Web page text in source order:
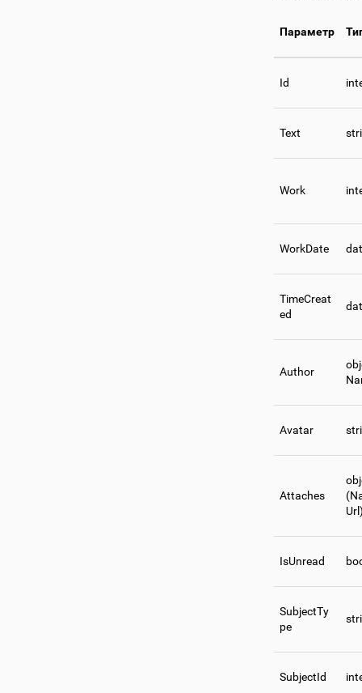
Параметр
Id
Text
Work
WorkDate
TimeCreat
ed
Author
Avatar
Attaches
IsUnread
SubjectTy
pe
SubjectId